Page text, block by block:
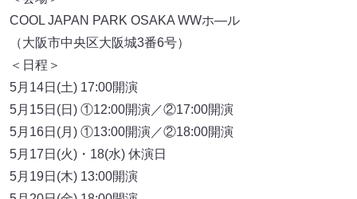
COOL JAPAN PARK OSAKA WWホ―ル
（大阪市中央区大阪城3番6号）
＜日程＞
5月14日(土) 17:00開演
5月15日(日) ①12:00開演／②17:00開演
5月16日(月) ①13:00開演／②18:00開演
5月17日(火)・18(水) 休演日
5月19日(木) 13:00開演